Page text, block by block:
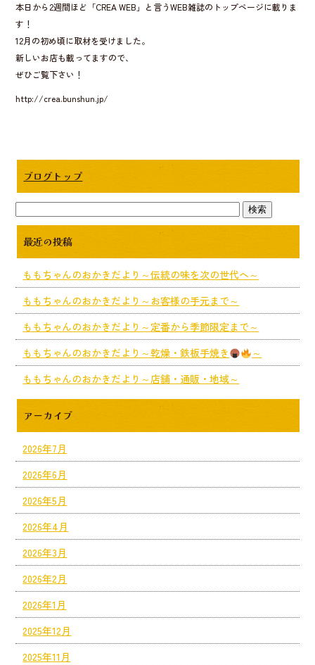
e
b
o
o
k
e
本日から2週間ほど「CREA WEB」と言うWEB雑誌のトップページに載りま
す！
12月の初め頃に取材を受けました。
新しいお店も載ってますので、
ぜひご覧下さい！
http://crea.bunshun.jp/
ブログトップ
最近の投稿
ももちゃんのおかきだより～伝統の味を次の世代へ～
ももちゃんのおかきだより～お客様の手元まで～
ももちゃんのおかきだより～定番から季節限定まで～
ももちゃんのおかきだより～乾燥・鉄板手焼き
～
ももちゃんのおかきだより～店舗・通販・地域～
アーカイブ
2026年7月
2026年6月
2026年5月
2026年4月
2026年3月
2026年2月
2026年1月
2025年12月
2025年11月